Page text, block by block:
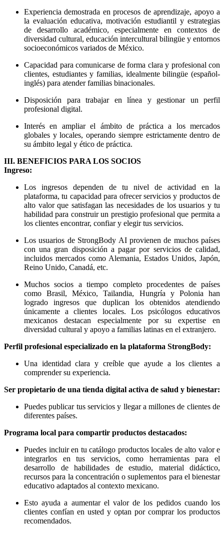
Experiencia demostrada en procesos de aprendizaje, apoyo a
la evaluación educativa, motivación estudiantil y estrategias
de desarrollo académico, especialmente en contextos de
diversidad cultural, educación intercultural bilingüe y entornos
socioeconómicos variados de México.
Capacidad para comunicarse de forma clara y profesional con
clientes, estudiantes y familias, idealmente bilingüe (español-
inglés) para atender familias binacionales.
Disposición para trabajar en línea y gestionar un perfil
profesional digital.
Interés en ampliar el ámbito de práctica a los mercados
globales y locales, operando siempre estrictamente dentro de
su ámbito legal y ético de práctica.
III. BENEFICIOS PARA LOS SOCIOS
Ingreso:
Los ingresos dependen de tu nivel de actividad en la
plataforma, tu capacidad para ofrecer servicios y productos de
alto valor que satisfagan las necesidades de los usuarios y tu
habilidad para construir un prestigio profesional que permita a
los clientes encontrar, confiar y elegir tus servicios.
Los usuarios de StrongBody AI provienen de muchos países
con una gran disposición a pagar por servicios de calidad,
incluidos mercados como Alemania, Estados Unidos, Japón,
Reino Unido, Canadá, etc.
Muchos socios a tiempo completo procedentes de países
como Brasil, México, Tailandia, Hungría y Polonia han
logrado ingresos que duplican los obtenidos atendiendo
únicamente a clientes locales. Los psicólogos educativos
mexicanos destacan especialmente por su expertise en
diversidad cultural y apoyo a familias latinas en el extranjero.
Perfil profesional especializado en la plataforma StrongBody:
Una identidad clara y creíble que ayude a los clientes a
comprender su experiencia.
Ser propietario de una tienda digital activa de salud y bienestar:
Puedes publicar tus servicios y llegar a millones de clientes de
diferentes países.
Programa local para compartir productos destacados:
Puedes incluir en tu catálogo productos locales de alto valor e
integrarlos en tus servicios, como herramientas para el
desarrollo de habilidades de estudio, material didáctico,
recursos para la concentración o suplementos para el bienestar
educativo adaptados al contexto mexicano.
Esto ayuda a aumentar el valor de los pedidos cuando los
clientes confían en usted y optan por comprar los productos
recomendados.